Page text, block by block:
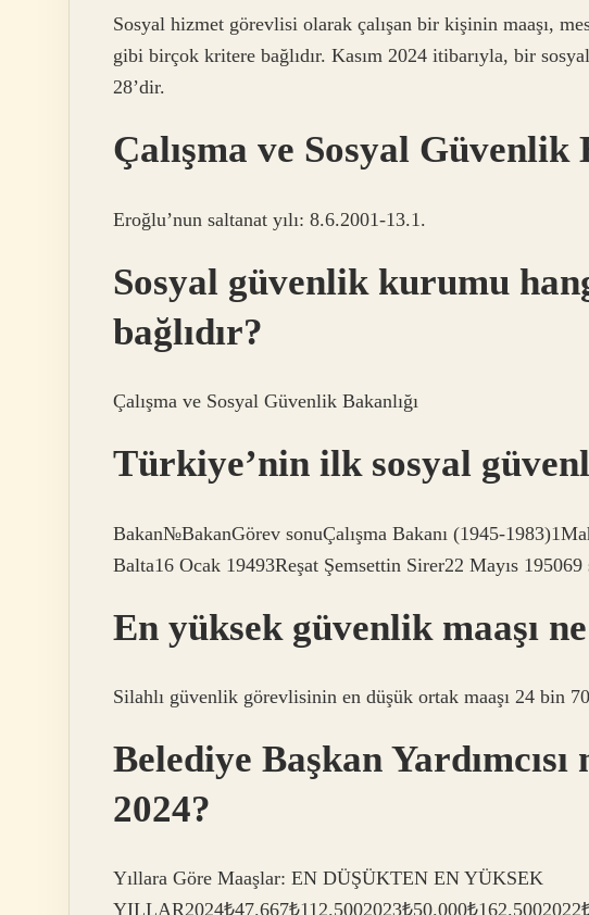
Sosyal hizmet görevlisi olarak çalışan bir kişinin maaşı,
gibi birçok kritere bağlıdır. Kasım 2024 itibarıyla, bir
28’dir.
Çalışma ve Sosyal Güvenlik
Eroğlu’nun saltanat yılı: 8.6.2001-13.1.
Sosyal güvenlik kurumu
bağlıdır?
Çalışma ve Sosyal Güvenlik Bakanlığı
Türkiye’nin ilk sosyal
Bakan№BakanGörev sonuÇalışma Bakanı (1945-
Balta16 Ocak 19493Reşat Şemsettin Sirer22 Mayıs 195069
En yüksek güvenlik maaşı
Silahlı güvenlik görevlisinin en düşük ortak maaşı 24 bin
Belediye Başkan Yardımcısı
2024?
Yıllara Göre Maaşlar: EN DÜŞÜKTEN EN YÜKSEK